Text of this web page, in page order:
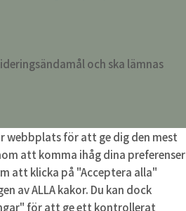
och ska lämnas
webbplats för att ge dig den mest
att komma ihåg dina preferenser
att klicka på "Acceptera alla"
av ALLA kakor. Du kan dock
för att ge ett kontrollerat